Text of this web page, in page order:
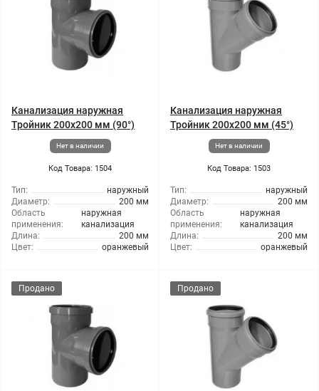
Канализация наружная
Тройник 200x200 мм (90°)
Нет в наличии
Код Товара: 1504
Тип:
наружный
Диаметр:
200 мм
Область
применения:
наружная
канализация
Длина:
200 мм
Цвет:
оранжевый
Канализация наружная
Тройник 200x200 мм (45°)
Нет в наличии
Код Товара: 1503
Тип:
наружный
Диаметр:
200 мм
Область
применения:
наружная
канализация
Длина:
200 мм
Цвет:
оранжевый
Продано Продано